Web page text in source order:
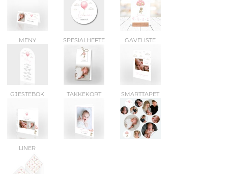
MENY SPESIALHEFTE GAVELISTE
GJESTEBOK TAKKEKORT SMARTTAPET
LINER